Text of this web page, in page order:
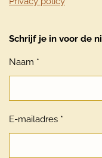
Schrijf je in voor de
Naam *
E-mailadres *